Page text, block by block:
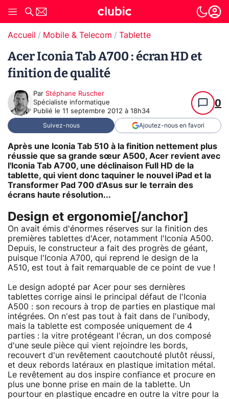
Accueil Mobile & Telecom Tablette
Acer Iconia Tab A700 : écran HD et
finition de qualité
Par Stéphane Ruscher
Spécialiste informatique
Publié le 11 septembre 2012 à 18h34
0
Suivez-nous Ajoutez-nous en favori
Après une Iconia Tab 510 à la finition nettement plus
réussie que sa grande sœur A500, Acer revient avec
l'Iconia Tab A700, une déclinaison Full HD de la
tablette, qui vient donc taquiner le nouvel iPad et la
Transformer Pad 700 d'Asus sur le terrain des
écrans haute résolution...
Design et ergonomie[/anchor]
On avait émis d'énormes réserves sur la finition des
premières tablettes d'Acer, notamment l'Iconia A500.
Depuis, le constructeur a fait des progrès de géant,
puisque l'Iconia A700, qui reprend le design de la
A510, est tout à fait remarquable de ce point de vue !
Le design adopté par Acer pour ses dernières
tablettes corrige ainsi le principal défaut de l'Iconia
A500 : son recours à trop de parties en plastique mal
intégrées. On n'est pas tout à fait dans de l'unibody,
mais la tablette est composée uniquement de 4
parties : la vitre protégeant l'écran, un dos composé
d'une seule pièce qui vient rejoindre les bords,
recouvert d'un revêtement caoutchouté plutôt réussi,
et deux rebords latéraux en plastique imitation métal.
Le revêtement au dos inspire confiance et procure en
plus une bonne prise en main de la tablette. Un
pourtour en plastique encadre en outre la vitre pour la